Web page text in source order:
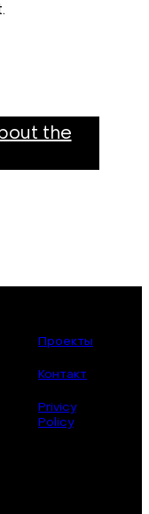
the
Проекты
Контакт
Privicy
Policy